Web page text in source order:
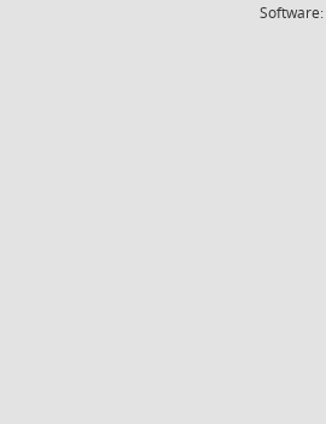
Software: